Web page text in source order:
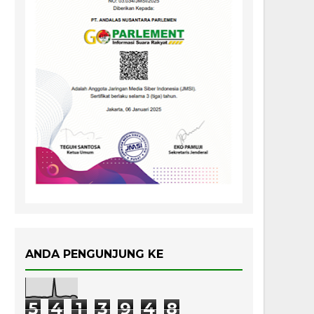
ANDA PENGUNJUNG KE
5 4 1 3 9 4 8